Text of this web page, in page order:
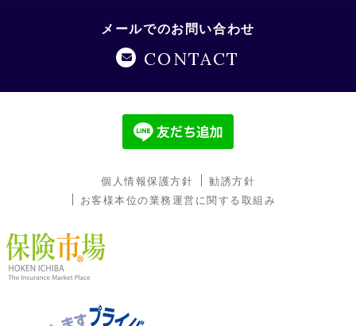
メールでのお問い合わせ
CONTACT
個人情報保護方針
勧誘方針
お客様本位の業務運営に関する取組み